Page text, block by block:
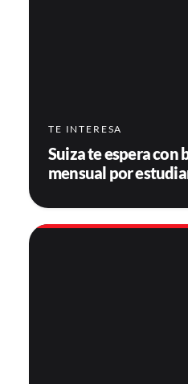
TE INTERESA
Suiza te espera con
mensual por